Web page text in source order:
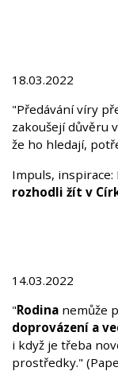
18.03.2022
"Předávání víry
zakoušejí důvěru
že ho hledají,
Impuls, inspirace:
rozhodli žít
14.03.2022
"Rodina nemůže
doprovázení a
i když je třeba
prostředky."